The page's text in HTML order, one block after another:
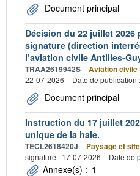
Document principal
Décision du 22 juillet
signature (direction
l’aviation civile Antilles-
TRAA2619942S Aviation civile
22-07-2026
Date de publication
Document principal
Instruction du 17 juillet
unique de la haie.
TECL2618420J Paysage et
signature : 17-07-2026
Date de
Annexe(s) : 1